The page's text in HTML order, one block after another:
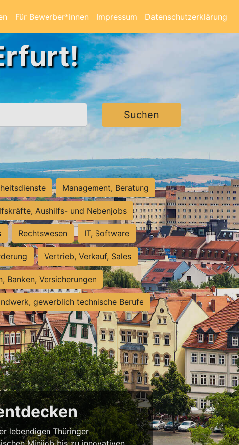
Für Bewerber*innen Impressum Datenschutzerklärung
Suchen
Management, Beratung
Aushilfs- und Nebenjobs
Rechtswesen IT, Software
Vertrieb, Verkauf, Sales
Banken, Versicherungen
gewerblich technische Berufe
lebendigen Thüringer